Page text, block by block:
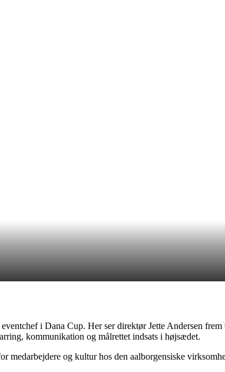
i Dana Cup. Her ser direktør Jette Andersen
kommunikation og målrettet indsats i højsædet.
medarbejdere og kultur hos den aalborgensiske